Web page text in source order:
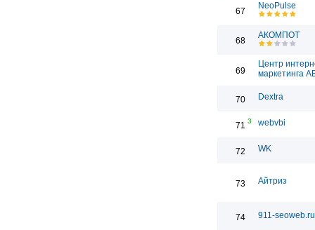
67
NeoPulse
68
АКОМПОТ
69
Центр
маркетинга
70 Dextra
71 3 webvbi
72 WK
73 Айтриз
74 911-seoweb.ru